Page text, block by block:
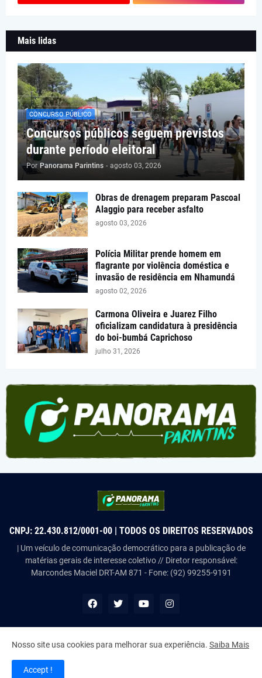
Mais lidas
CONCURSO PÚBLICO
Concursos públicos seguem previstos
durante período eleitoral
Por Panorama Parintins - agosto 03, 2026
Obras de drenagem preparam Pascoal
Alaggio para receber asfalto
agosto 03, 2026
Polícia Militar prende homem em
flagrante por violência doméstica e
invasão de residência em Nhamundá
agosto 02, 2026
Carmona Oliveira e Juarez Filho
oficializam candidatura à presidência
do boi-bumbá Caprichoso
julho 31, 2026
CNPJ: 22.430.812/0001-00 | TODOS OS DIREITOS RESERVADOS
| Um veículo de comunicação democrático para a publicação de
matérias gerais de interesse coletivo // Diretor responsável:
Marcondes Maciel DRT-AM 871 - Fone: (92) 99255-9191
Copyright © Panorama Parintins
Nosso site usa cookies para melhorar sua experiência. Saiba Mais
Accept !